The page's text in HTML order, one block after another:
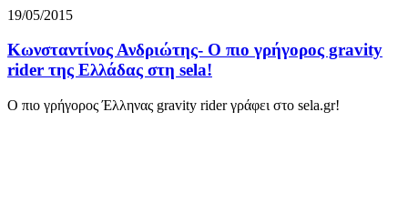
19/05/2015
Κωνσταντίνος Ανδριώτης- O πιο γρήγορος gravity
rider της Ελλάδας στη sela!
O πιο γρήγορος Έλληνας gravity rider γράφει στο sela.gr!